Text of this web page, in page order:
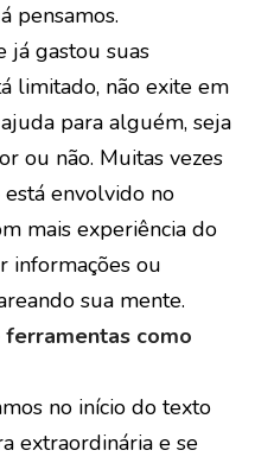
pensamos.
já gastou suas
limitado, não exite em
para alguém, seja
ou não. Muitas vezes
envolvido no
mais experiência do
informações ou
sua mente.
como
no início do texto
extraordinária e se